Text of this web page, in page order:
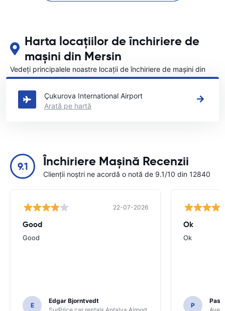
Harta locațiilor de închiriere de
mașini din Mersin
Vedeți principalele noastre locații de închiriere de mașini din
Mersin
Çukurova International Airport
Arată pe hartă
9.1 Închiriere Mașină Recenzii
Clienții noștri ne acordă o notă de 9.1/10 din 12840
22-07-2026
Good
Good
E
Edgar Bjorntvedt
Ok
Ok
P